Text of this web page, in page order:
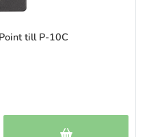
till P-10C